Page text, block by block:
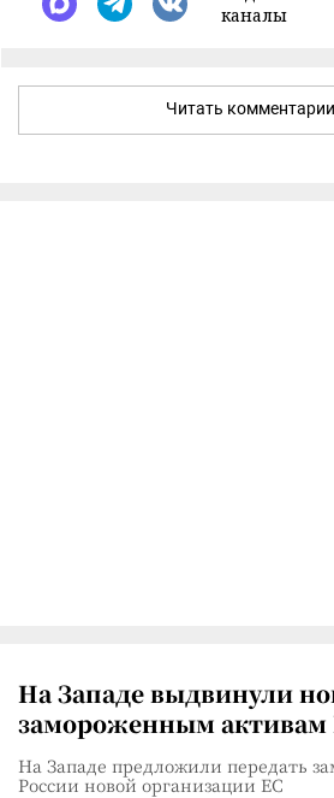
каналы
Читать комментарии
На Западе выдвинули
замороженным активам
На Западе предложили передать
России новой организации ЕС